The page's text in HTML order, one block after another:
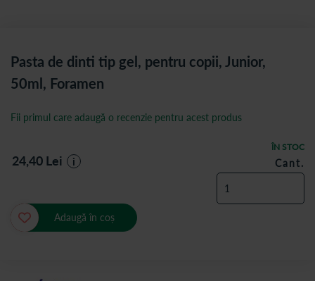
Pasta de dinti tip gel, pentru copii, Junior,
50ml, Foramen
ÎN STOC
Fii primul care adaugă o recenzie pentru acest produs
24,40 Lei i Cant.
Adaugă în coș